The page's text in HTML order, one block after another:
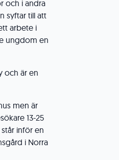
och i andra
syftar till att
arbete i
ungdom en
och är en
men är
13-25
inför en
i Norra